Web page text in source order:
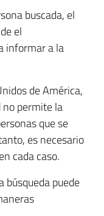
buscada, el
el
informar a la
de América,
no permite la
que se
es necesario
cada caso.
búsqueda puede